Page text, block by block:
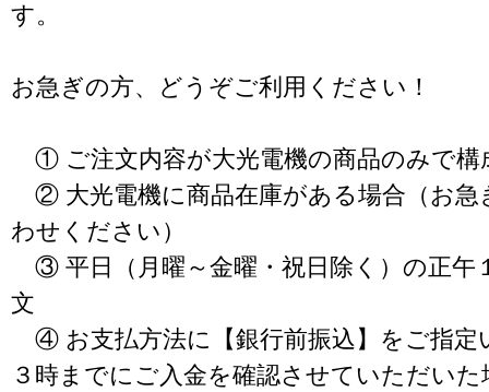
す。
お急ぎの方、どうぞご利用ください！
① ご注文内容が大光電機の商品のみで構
② 大光電機に商品在庫がある場合（お急
わせください）
③ 平日（月曜～金曜・祝日除く）の正午
文
④ お支払方法に【銀行前振込】をご指定
３時までにご入金を確認させていただいた